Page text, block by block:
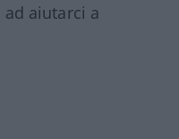
ad aiutarci a